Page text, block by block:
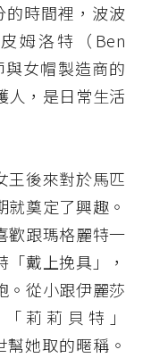
的時間裡，波波
姆洛特（Ben
女帽製造商的
人，是日常生活
王後來對於馬匹
奠定了興趣。
歡跟瑪格麗特一
戴上挽具」，
。從小跟伊麗莎
莉莉貝特」
幫她取的暱稱。